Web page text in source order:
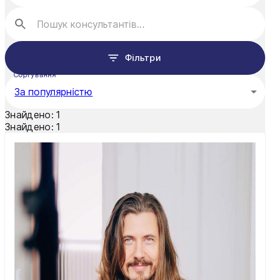
Фільтри
Сортування
За популярністю
Знайдено: 1
Знайдено: 1